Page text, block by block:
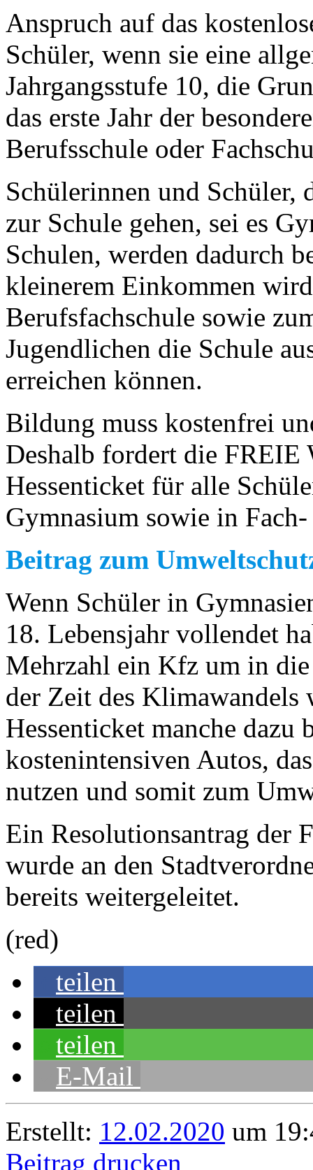
Anspruch auf das
Schüler, wenn sie eine
Jahrgangsstufe 10, die
das erste Jahr der
Berufsschule oder
Schülerinnen und Schüler,
zur Schule gehen, sei es
Schulen, werden dadurch
kleinerem Einkommen
Berufsfachschule sowie
Jugendlichen die Schule
erreichen können.
Bildung muss kostenfrei
Deshalb fordert die
Hessenticket für alle
Gymnasium sowie in
Beitrag zum
Wenn Schüler in
18. Lebensjahr vollendet
Mehrzahl ein Kfz um in
der Zeit des Klimawandels
Hessenticket manche dazu
kostenintensiven Autos,
nutzen und somit zum
Ein Resolutionsantrag der
wurde an den
bereits weitergeleitet.
(red)
teilen
teilen
teilen
E-Mail
Erstellt: 12.02.2020 um
Beitrag drucken